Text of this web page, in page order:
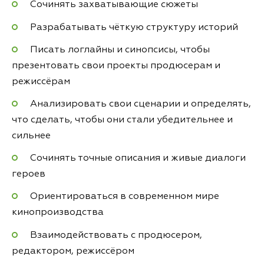
Сочинять захватывающие сюжеты
Разрабатывать чёткую структуру историй
Писать логлайны и синопсисы, чтобы
презентовать свои проекты продюсерам и
режиссёрам
Анализировать свои сценарии и определять,
что сделать, чтобы они стали убедительнее и
сильнее
Сочинять точные описания и живые диалоги
героев
Ориентироваться в современном мире
кинопроизводства
Взаимодействовать с продюсером,
редактором, режиссёром